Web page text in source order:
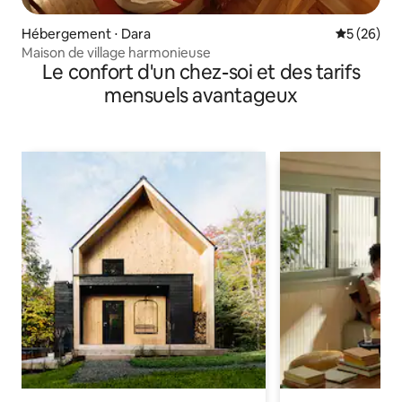
Hébergement ⋅ Dara
5 (26)
Maison de village harmonieuse
Le confort d'un chez-soi et des tarifs
mensuels avantageux